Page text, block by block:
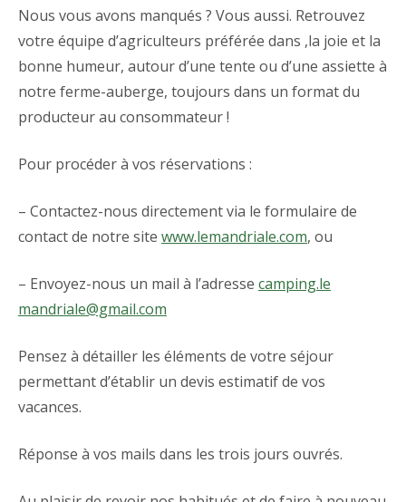
Nous vous avons manqués ? Vous aussi. Retrouvez
votre équipe d’agriculteurs préférée dans ,la joie et la
bonne humeur, autour d’une tente ou d’une assiette à
notre ferme-auberge, toujours dans un format du
producteur au consommateur !
Pour procéder à vos réservations :
– Contactez-nous directement via le formulaire de
contact de notre site www.lemandriale.com, ou
– Envoyez-nous un mail à l’adresse camping.le
mandriale@gmail.com
Pensez à détailler les éléments de votre séjour
permettant d’établir un devis estimatif de vos
vacances.
Réponse à vos mails dans les trois jours ouvrés.